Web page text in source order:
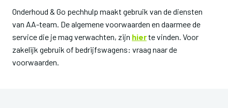
Onderhoud & Go pechhulp maakt gebruik van de diensten
van AA-team. De algemene voorwaarden en daarmee de
service die je mag verwachten, zijn hierte vinden. Voor
zakelijk gebruik of bedrijfswagens: vraag naar de
voorwaarden.